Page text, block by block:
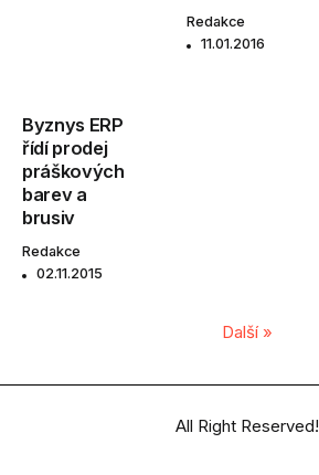
Redakce
11.01.2016
Byznys ERP
řídí prodej
práškových
barev a
brusiv
Redakce
02.11.2015
Další »
All Right Reserved!